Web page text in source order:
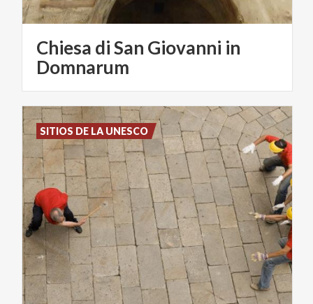
Chiesa di San Giovanni in
Domnarum
SITIOS DE LA UNESCO